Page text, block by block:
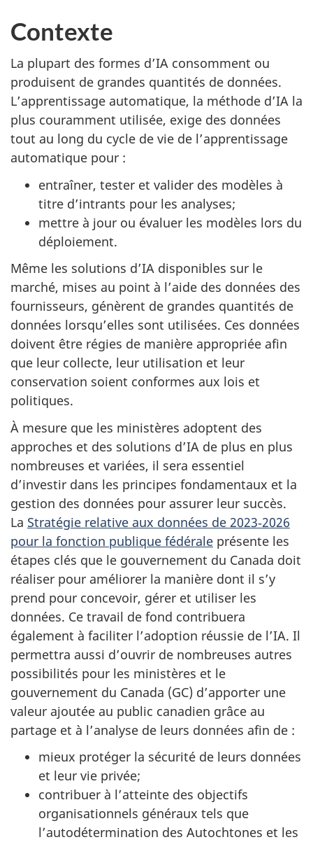
Contexte
La plupart des formes d’IA consomment ou
produisent de grandes quantités de données.
L’apprentissage automatique, la méthode d’IA la
plus couramment utilisée, exige des données
tout au long du cycle de vie de l’apprentissage
automatique pour :
entraîner, tester et valider des modèles à
titre d’intrants pour les analyses;
mettre à jour ou évaluer les modèles lors du
déploiement.
Même les solutions d’IA disponibles sur le
marché, mises au point à l’aide des données des
fournisseurs, génèrent de grandes quantités de
données lorsqu’elles sont utilisées. Ces données
doivent être régies de manière appropriée afin
que leur collecte, leur utilisation et leur
conservation soient conformes aux lois et
politiques.
À mesure que les ministères adoptent des
approches et des solutions d’IA de plus en plus
nombreuses et variées, il sera essentiel
d’investir dans les principes fondamentaux et la
gestion des données pour assurer leur succès.
La Stratégie relative aux données de 2023‑2026
pour la fonction publique fédérale présente les
étapes clés que le gouvernement du Canada doit
réaliser pour améliorer la manière dont il s’y
prend pour concevoir, gérer et utiliser les
données. Ce travail de fond contribuera
également à faciliter l’adoption réussie de l’IA. Il
permettra aussi d’ouvrir de nombreuses autres
possibilités pour les ministères et le
gouvernement du Canada (GC) d’apporter une
valeur ajoutée au public canadien grâce au
partage et à l’analyse de leurs données afin de :
mieux protéger la sécurité de leurs données
et leur vie privée;
contribuer à l’atteinte des objectifs
organisationnels généraux tels que
l’autodétermination des Autochtones et les